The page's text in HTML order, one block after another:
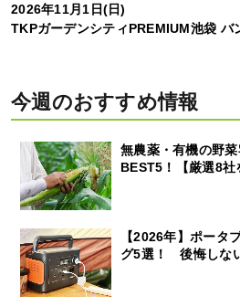
2026年11月1日(日)
TKPガーデンシティPREMIUM池袋 バ
今週のおすすめ情報
無農薬・有機の野
BEST5！【厳選8社
【2026年】ポータ
グ5選！ 後悔しな